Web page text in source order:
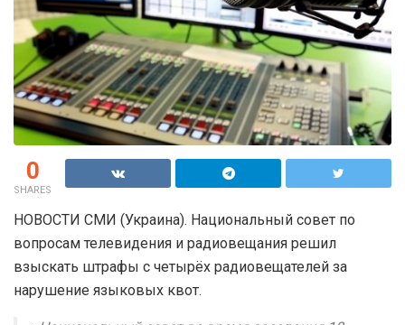
0
SHARES
НОВОСТИ СМИ (Украина). Национальный совет по
вопросам телевидения и радиовещания решил
взыскать штрафы с четырёх радиовещателей за
нарушение языковых квот.